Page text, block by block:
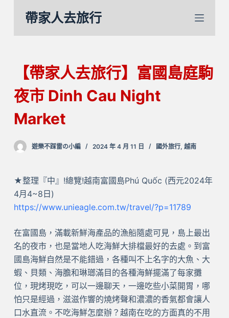
帶家人去旅行
【帶家人去旅行】富國島庭駒
夜市 Dinh Cau Night
Market
遊樂不踩雷の小編 2024 年 4 月 11 日 國外旅行, 越南
★整理『中』!總覽!越南富國島Phú Quốc (西元2024年
4月4~8日)
https://www.unieagle.com.tw/travel/?p=11789
在富國島，滿載新鮮海產品的漁船隨處可見，島上最出
名的夜市，也是當地人吃海鮮大排檔最好的去處。到富
國島海鮮自然是不能錯過，各種叫不上名字的大魚、大
蝦、貝類、海膽和琳瑯滿目的各種海鮮擺滿了每家攤
位，現烤現吃，可以一邊聊天，一邊吃些小菜開胃，哪
怕只是經過，滋滋作響的燒烤聲和濃濃的香氣都會讓人
口水直流。不吃海鮮怎麼辦？越南在吃的方面真的不用